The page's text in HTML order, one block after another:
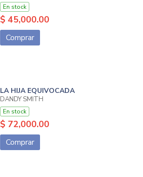
En stock
$ 45,000.00
Comprar
LA HIJA EQUIVOCADA
DANDY SMITH
En stock
$ 72,000.00
Comprar